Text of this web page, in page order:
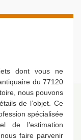
dont vous ne
du 77120
nous pouvons
de l’objet. Ce
spécialisée
de l’estimation
faire parvenir